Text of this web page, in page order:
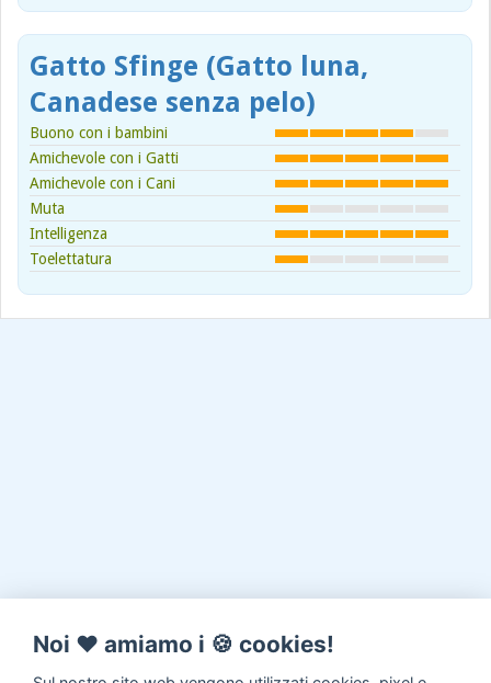
Gatto Sfinge (Gatto luna,
Canadese senza pelo)
Buono con i bambini
Amichevole con i Gatti
Amichevole con i Cani
Muta
Intelligenza
Toelettatura
Noi ♥️ amiamo i 🍪 cookies!